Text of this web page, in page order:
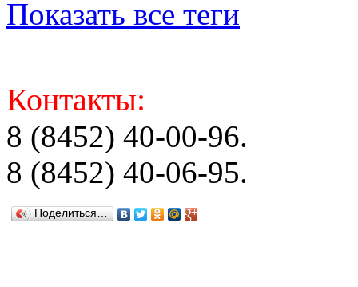
Показать все теги
Контакты:
8 (8452) 40-00-96.
8 (8452) 40-06-95.
Поделиться…